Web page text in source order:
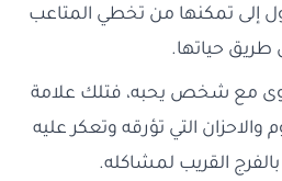
إلى تمكنها من تخطي المتاعب
حياتها.
مع شخص يحبه، فتلك علامة
التي تؤرقه وتعكر عليه
القريب لمشاكله.